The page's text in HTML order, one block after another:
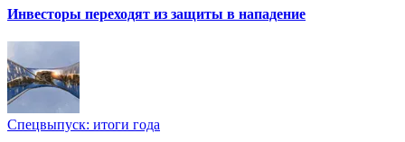
Инвесторы переходят из защиты в нападение
Спецвыпуск: итоги года